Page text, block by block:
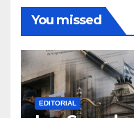
You missed
EDITORIAL